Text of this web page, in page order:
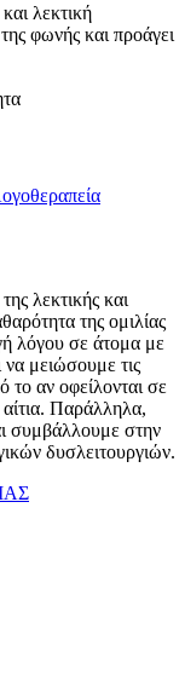
λεκτική
φωνής και προάγει
λεκτικής και
της ομιλίας
λόγου σε άτομα με
μειώσουμε τις
το αν οφείλονται σε
αίτια. Παράλληλα,
συμβάλλουμε στην
δυσλειτουργιών.